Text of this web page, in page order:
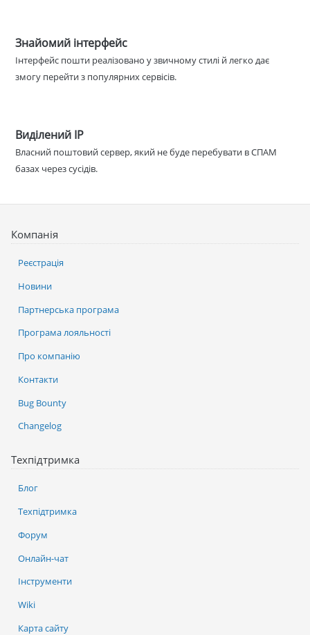
Знайомий інтерфейс
Інтерфейс пошти реалізовано у звичному стилі й легко дає
змогу перейти з популярних сервісів.
Виділений IP
Власний поштовий сервер, який не буде перебувати в СПАМ
базах через сусідів.
Компанія
Реєстрація
Новини
Партнерська програма
Програма лояльності
Про компанію
Контакти
Bug Bounty
Changelog
Техпідтримка
Блог
Техпідтримка
Форум
Онлайн-чат
Інструменти
Wiki
Карта сайту